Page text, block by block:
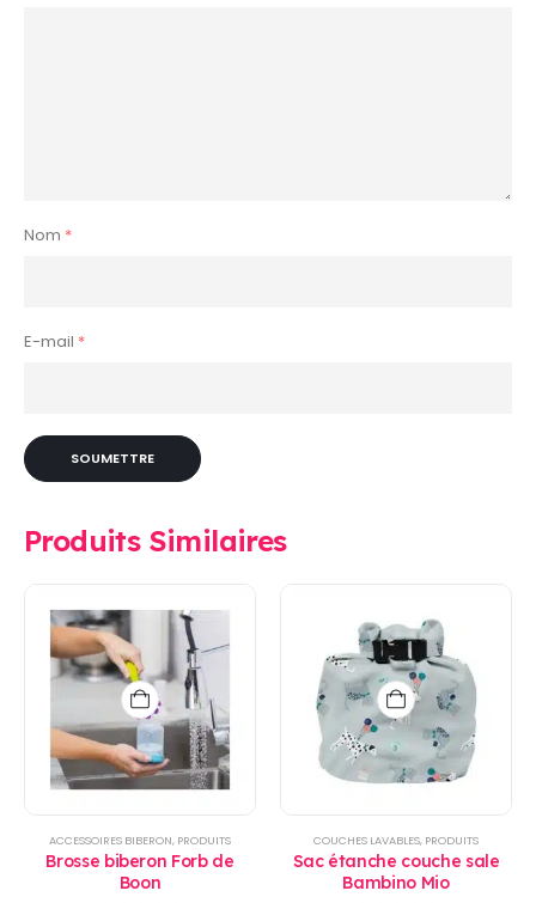
Nom *
E-mail *
Produits Similaires
ACCESSOIRES BIBERON, PRODUITS
Brosse biberon Forb de
Boon
COUCHES LAVABLES, PRODUITS
Sac étanche couche sale
Bambino Mio